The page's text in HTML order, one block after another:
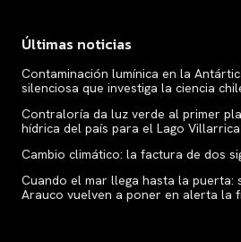
Últimas noticias
Contaminación lumínica en la
silenciosa que investiga la ciencia
Contraloría da luz verde al primer
hídrica del país para el Lago Villarrica
Cambio climático: la factura de dos
Cuando el mar llega hasta la puerta:
Arauco vuelven a poner en alerta la